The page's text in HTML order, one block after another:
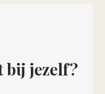
bij jezelf?